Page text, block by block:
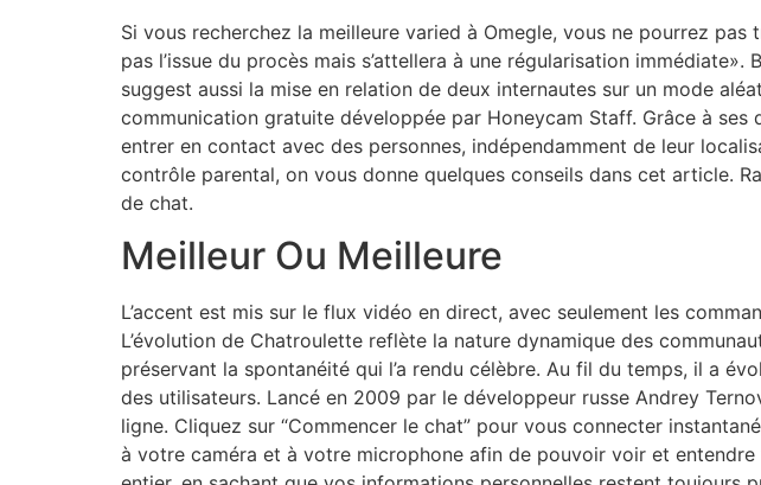
Si vous recherchez la meilleure varied à Omegle, vous ne pourrez pas
pas l’issue du procès mais s’attellera à une régularisation
suggest aussi la mise en relation de deux internautes sur un mode
communication gratuite développée par Honeycam Staff. Grâce à
entrer en contact avec des personnes, indépendamment de leur
contrôle parental, on vous donne quelques conseils dans cet article.
de chat.
Meilleur Ou Meilleure
L’accent est mis sur le flux vidéo en direct, avec seulement les
L’évolution de Chatroulette reflète la nature dynamique des
préservant la spontanéité qui l’a rendu célèbre. Au fil du temps, il a
des utilisateurs. Lancé en 2009 par le développeur russe Andrey
ligne. Cliquez sur “Commencer le chat” pour vous connecter
à votre caméra et à votre microphone afin de pouvoir voir et